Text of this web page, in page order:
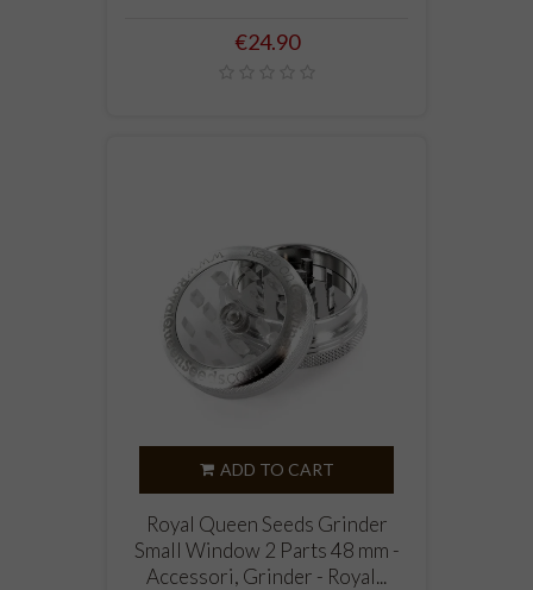
Price
€24.90
ADD TO CART
Royal Queen Seeds Grinder
Small Window 2 Parts 48 mm -
Accessori, Grinder - Royal...